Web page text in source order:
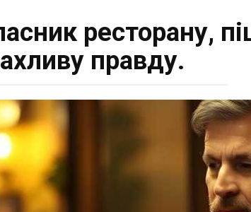
ресторану,
правду.